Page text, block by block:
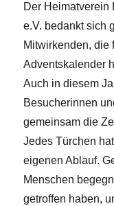
Der Heimatverein
e.V. bedankt sich
Mitwirkenden, die
Adventskalender
Auch in diesem
Besucherinnen
gemeinsam die
Jedes Türchen
eigenen Ablauf.
Menschen
getroffen haben,